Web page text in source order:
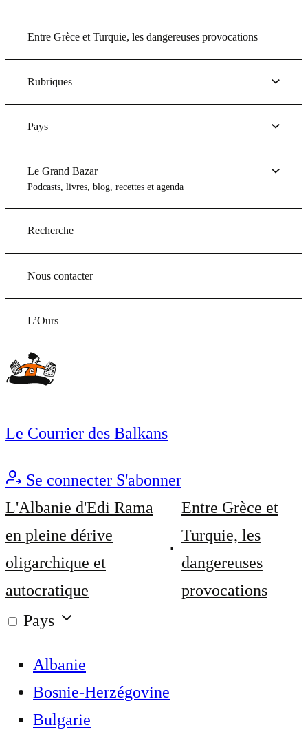
Entre Grèce et Turquie, les dangereuses provocations
Rubriques
Pays
Le Grand Bazar
Podcasts, livres, blog, recettes et agenda
Recherche
Nous contacter
L’Ours
Le Courrier des Balkans
Se connecter S'abonner
L'Albanie d'Edi Rama
en pleine dérive
oligarchique et
autocratique
Entre Grèce et
Turquie, les
dangereuses
provocations
Pays
Albanie
Bosnie-Herzégovine
Bulgarie